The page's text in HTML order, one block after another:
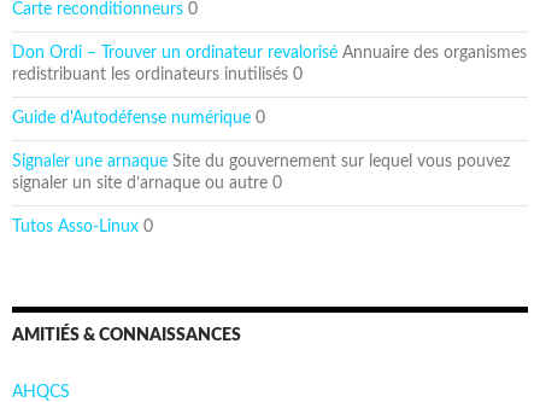
Carte reconditionneurs 0
Don Ordi – Trouver un ordinateur revalorisé Annuaire des organismes
redistribuant les ordinateurs inutilisés 0
Guide d'Autodéfense numérique 0
Signaler une arnaque Site du gouvernement sur lequel vous pouvez
signaler un site d’arnaque ou autre 0
Tutos Asso-Linux 0
AMITIÉS & CONNAISSANCES
AHQCS